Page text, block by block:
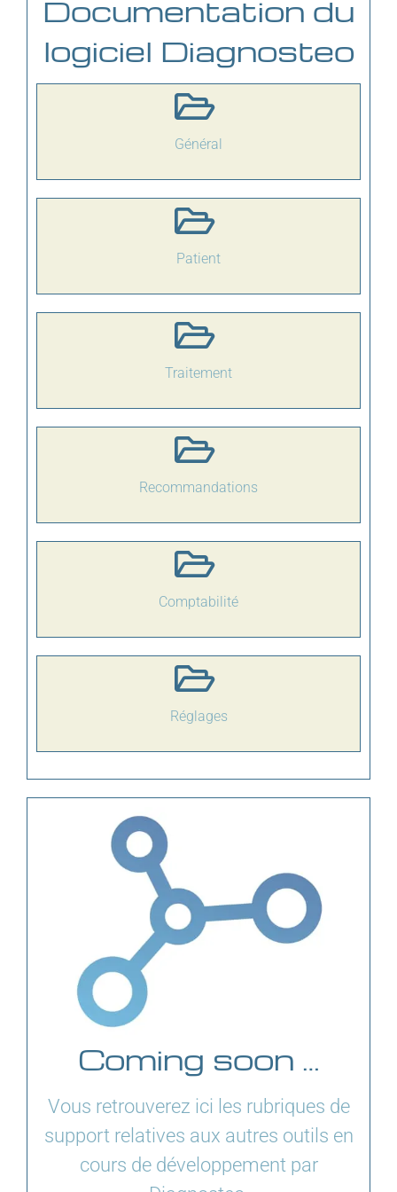
Documentation du
logiciel Diagnosteo
Général
Patient
Traitement
Recommandations
Comptabilité
Réglages
Coming soon …
Vous retrouverez ici les rubriques de
support relatives aux autres outils en
cours de développement par